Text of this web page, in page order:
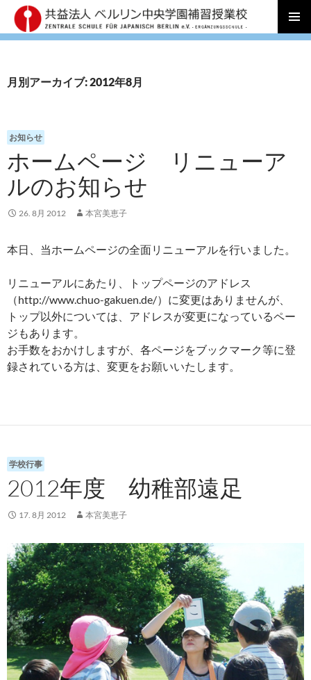
メインメ
コ
ン
ツ
キ
ッ
プ
月別アーカイブ: 2012年8月
お知らせ
ホームページ リニューア
ルのお知らせ
26. 8月 2012 本宮美恵子
本日、当ホームページの全面リニューアルを行いました。
リニューアルにあたり、トップページのアドレス
（http://www.chuo-gakuen.de/）に変更はありませんが、
トップ以外については、アドレスが変更になっているペー
ジもあります。
お手数をおかけしますが、各ページをブックマーク等に登
録されている方は、変更をお願いいたします。
学校行事
2012年度 幼稚部遠足
17. 8月 2012 本宮美恵子